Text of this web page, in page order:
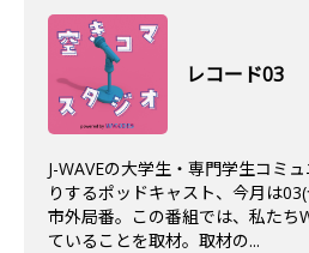
レコード03
J-WAVEの大学生・専門学生コミ
りするポッドキャスト、今月は
市外局番。この番組では、私たち
ていることを取材。取材の...